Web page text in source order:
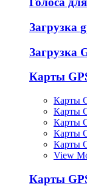
Загрузка
Загрузка
Карты
Карты
Карты
Карты
Карты
Карты
View
Карты